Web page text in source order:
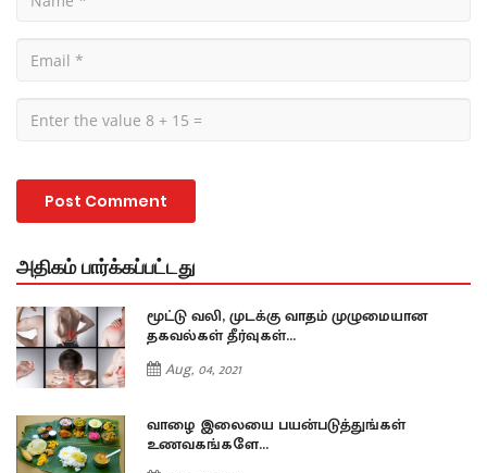
அதிகம் பார்க்கப்பட்டது
மூட்டு வலி, முடக்கு வாதம் முழுமையான
தகவல்கள் தீர்வுகள்...
Aug, 04, 2021
வாழை இலையை பயன்படுத்துங்கள்
உணவகங்களே...